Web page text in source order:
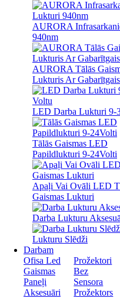
AURORA
940nm
AURORA Tālās
Lukturis Ar
LED Darba Lukturi 9-
Tālās Gaismas LED
Papildlukturi 9-24Volti
Apaļi Vai Ovāli LED
Gaismas Lukturi
Darba Lukturu
Lukturu Slēdži
Darbam
Ofisa Led
Gaismas
Paneļi
Aksesuāri
Prožektori
Bez
Sensora
Prožektors